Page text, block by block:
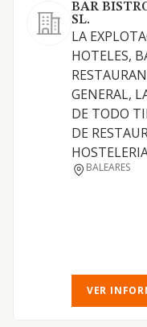
BAR
SL.
LA
HOTELES,
GENERAL,
DE TODO
DE
BALEARES
VER